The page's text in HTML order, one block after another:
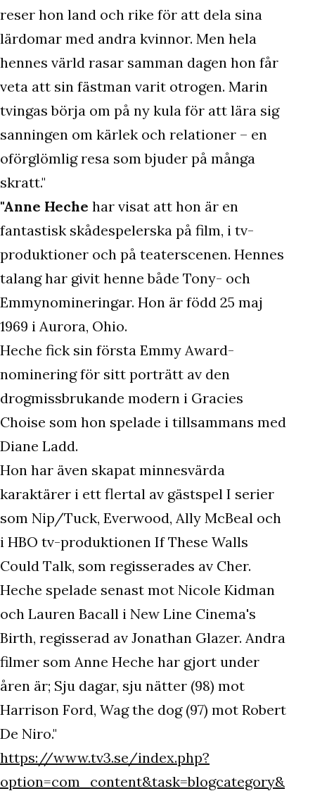
reser hon land och rike för att dela sina
lärdomar med andra kvinnor. Men hela
hennes värld rasar samman dagen hon får
veta att sin fästman varit otrogen. Marin
tvingas börja om på ny kula för att lära sig
sanningen om kärlek och relationer – en
oförglömlig resa som bjuder på många
skratt."
"Anne Heche har visat att hon är en
fantastisk skådespelerska på film, i tv-
produktioner och på teaterscenen. Hennes
talang har givit henne både Tony- och
Emmynomineringar. Hon är född 25 maj
1969 i Aurora, Ohio.
Heche fick sin första Emmy Award-
nominering för sitt porträtt av den
drogmissbrukande modern i Gracies
Choise som hon spelade i tillsammans med
Diane Ladd.
Hon har även skapat minnesvärda
karaktärer i ett flertal av gästspel I serier
som Nip/Tuck, Everwood, Ally McBeal och
i HBO tv-produktionen If These Walls
Could Talk, som regisserades av Cher.
Heche spelade senast mot Nicole Kidman
och Lauren Bacall i New Line Cinema's
Birth, regisserad av Jonathan Glazer. Andra
filmer som Anne Heche har gjort under
åren är; Sju dagar, sju nätter (98) mot
Harrison Ford, Wag the dog (97) mot Robert
De Niro."
https://www.tv3.se/index.php?
option=com_content&task=blogcategory&